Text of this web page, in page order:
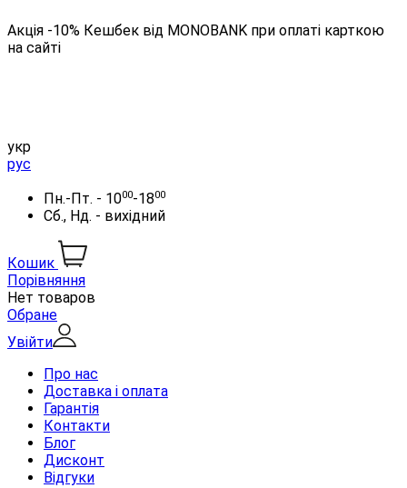
Акція -10% Кешбек від MONOBANK при оплаті карткою
на сайті
укр
рус
Пн.-Пт. - 1000-1800
Сб., Нд. - вихідний
Кошик
Порівняння
Нет товаров
Обране
Увійти
Про нас
Доставка і оплата
Гарантія
Контакти
Блог
Дисконт
Відгуки